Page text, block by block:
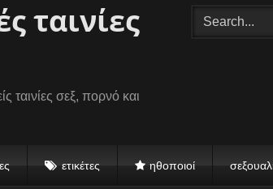
ταινίες
ταινίες σεξ, πορνό και
ετικέτες ηθοποιοί